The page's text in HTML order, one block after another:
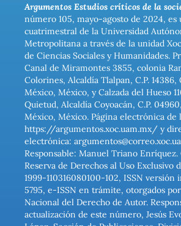
Argumentos Estudios críticos de la
número 105, mayo-agosto de 2024, es
cuatrimestral de la Universidad
Metropolitana a través de la unidad
de Ciencias Sociales y Humanidades.
Canal de Miramontes 3855, colonia
Colorines, Alcaldía Tlalpan, C.P. 14386,
México, México, y Calzada del Hueso
Quietud, Alcaldía Coyoacán, C.P.
México, México. Página electrónica de
https://argumentos.xoc.uam.mx/ y
electrónica:
Responsable: Manuel Triano
Reserva de Derechos al Uso Exclusivo
1999-110316080100-102, ISSN versión
5795, e-ISSN en trámite, otorgados
Nacional del Derecho de Autor.
actualización de este número, Jesús